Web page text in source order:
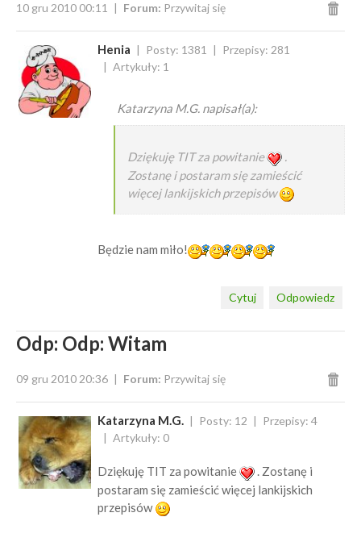
10 gru 2010 00:11 Forum: Przywitaj się
Henia Posty: 1381
Przepisy: 281
Artykuły: 1
Katarzyna M.G. napisał(a):
Dziękuję TIT za powitanie
.
Zostanę i postaram się zamieścić
więcej lankijskich przepisów
Będzie nam miło!
Odpowiedz
Cytuj
Odp: Odp: Witam
09 gru 2010 20:36 Forum: Przywitaj się
Katarzyna M.G. Posty: 12
Przepisy: 4
Artykuły: 0
Dziękuję TIT za powitanie
. Zostanę i
postaram się zamieścić więcej lankijskich
przepisów